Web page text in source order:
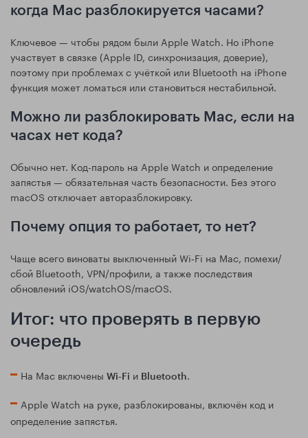
когда Mac разблокируется часами?
Ключевое — чтобы рядом были Apple Watch. Но iPhone
участвует в связке (Apple ID, синхронизация, доверие),
поэтому при проблемах с учёткой или Bluetooth на iPhone
функция может ломаться или становиться нестабильной.
Можно ли разблокировать Mac, если на
часах нет кода?
Обычно нет. Код-пароль на Apple Watch и определение
запястья — обязательная часть безопасности. Без этого
macOS отключает авторазблокировку.
Почему опция то работает, то нет?
Чаще всего виноваты выключенный Wi‑Fi на Mac, помехи/
сбой Bluetooth, VPN/профили, а также последствия
обновлений iOS/watchOS/macOS.
Итог: что проверять в первую
очередь
На Mac включены Wi‑Fi и Bluetooth.
Apple Watch на руке, разблокированы, включён код и
определение запястья.